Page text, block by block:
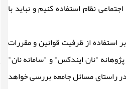
نظام استفاده کنیم و نباید با
از ظرفیت قوانین و مقررات
"نان ایندکس" و "سامانه نان"
راستای مسائل جامعه بررسی خواهد